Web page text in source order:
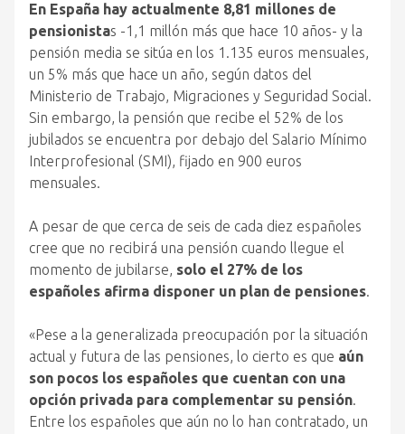
En España hay actualmente 8,81 millones de
pensionistas -1,1 millón más que hace 10 años- y la
pensión media se sitúa en los 1.135 euros mensuales,
un 5% más que hace un año, según datos del
Ministerio de Trabajo, Migraciones y Seguridad Social.
Sin embargo, la pensión que recibe el 52% de los
jubilados se encuentra por debajo del Salario Mínimo
Interprofesional (SMI), fijado en 900 euros
mensuales.
A pesar de que cerca de seis de cada diez españoles
cree que no recibirá una pensión cuando llegue el
momento de jubilarse, solo el 27% de los
españoles afirma disponer un plan de pensiones.
«Pese a la generalizada preocupación por la situación
actual y futura de las pensiones, lo cierto es que aún
son pocos los españoles que cuentan con una
opción privada para complementar su pensión.
Entre los españoles que aún no lo han contratado, un